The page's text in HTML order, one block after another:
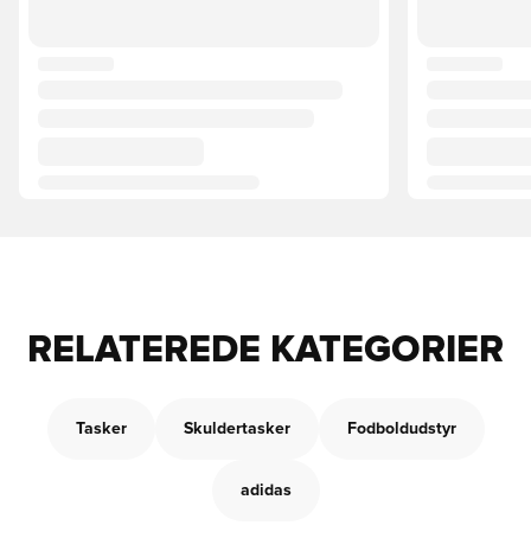
RELATEREDE KATEGORIER
Tasker Skuldertasker Fodboldudstyr
adidas